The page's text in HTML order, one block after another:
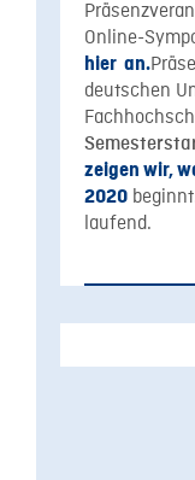
Online-
hier an.
deutschen
zeigen wir,
2020
laufend.